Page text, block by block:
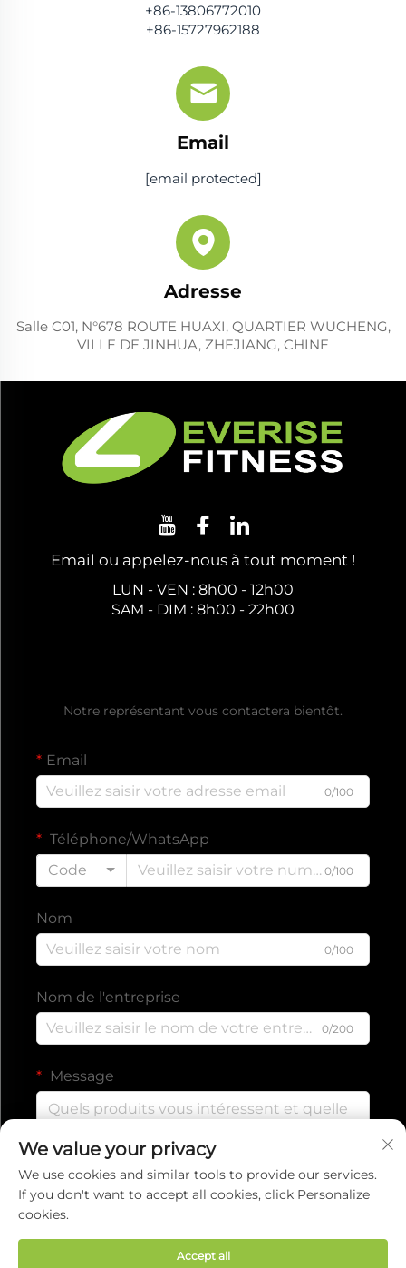
+86-13806772010
+86-15727962188
Email
[email protected]
Adresse
Salle C01, N°678 ROUTE HUAXI, QUARTIER WUCHENG,
VILLE DE JINHUA, ZHEJIANG, CHINE
Email ou appelez-nous à tout moment !
LUN - VEN : 8h00 - 12h00
SAM - DIM : 8h00 - 22h00
Notre représentant vous contactera bientôt.
Email
0/100
Téléphone/WhatsApp
Code
0/100
Nom
0/100
Nom de l'entreprise
0/200
Message
We value your privacy
We use cookies and similar tools to provide our services.
If you don't want to accept all cookies, click Personalize
cookies.
Accept all